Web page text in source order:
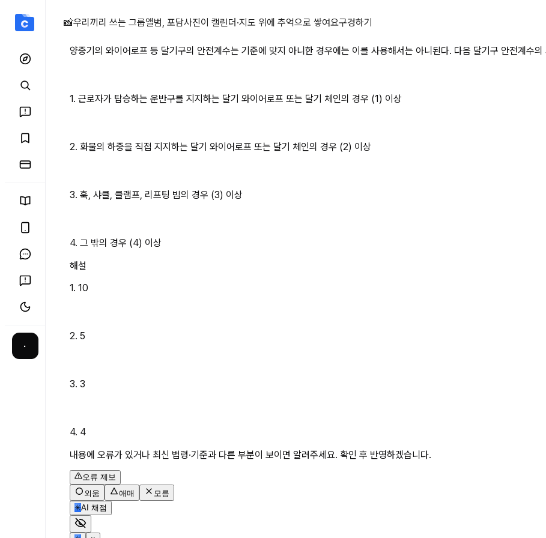
·
양중기의 와이어로프 등 달기구의 안전계수는 기준에 맞지 아니
📸우리끼리 쓰는 그룹앨범, 포담사진이 캘린더·지도 위에 추억으로 쌓여요구경하기
양중기의 와이어로프 등 달기구의 안전계수는 기준에 맞지 아니한 경우에는 이를 사용해서는 아니된다. 다음 달기구 안전계수
1. 근로자가 탑승하는 운반구를 지지하는 달기 와이어로프 또는 달기 체인의 경우 (1) 이상
2. 화물의 하중을 직접 지지하는 달기 와이어로프 또는 달기 체인의 경우 (2) 이상
3. 훅, 샤클, 클램프, 리프팅 빔의 경우 (3) 이상
4. 그 밖의 경우 (4) 이상
해설
1. 10
2. 5
3. 3
4. 4
내용에 오류가 있거나 최신 법령·기준과 다른 부분이 보이면 알려주세요. 확인 후 반영하겠습니다.
오류 제보
외움
애매
모름
✳AI 채점